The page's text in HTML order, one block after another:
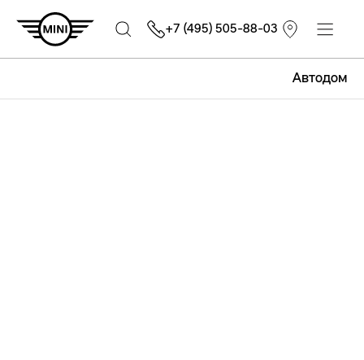
Автодом
+7 (495) 505-88-03